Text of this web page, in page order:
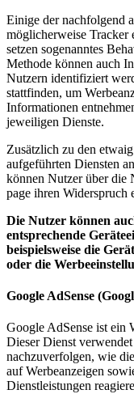
Einige der nachfolgend
möglicherweise
setzen sogenanntes
Methode können auch
Nutzern identifiziert
stattfinden, um
Informationen
jeweiligen Dienste.
Zusätzlich zu den
aufgeführten Diensten
können Nutzer über
page ihren Widerspruch
Die Nutzer können
entsprechende
beispielsweise die
oder die
Google AdSense
Google AdSense ist ein
Dieser Dienst
nachzuverfolgen, wie
auf Werbeanzeigen
Dienstleistungen